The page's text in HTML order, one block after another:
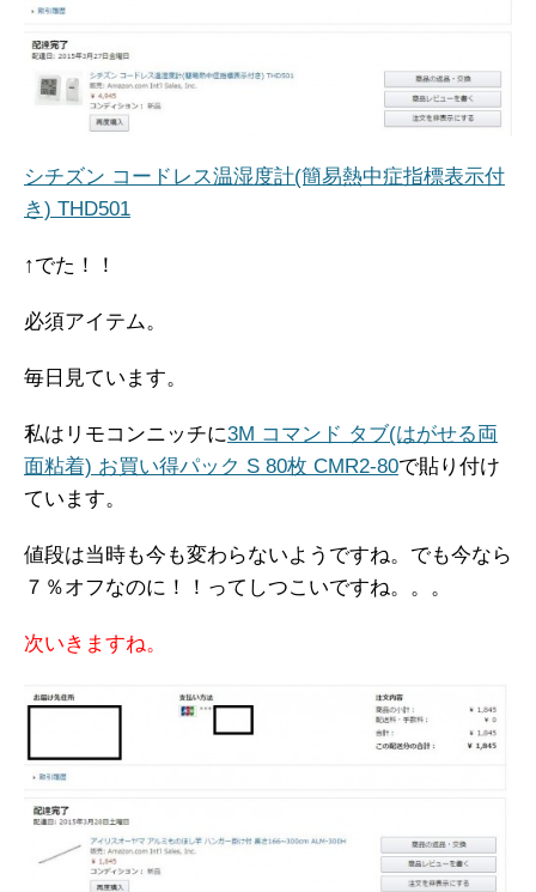
シチズン コードレス温湿度計(簡易熱中症指標表示付
き) THD501
↑でた！！
必須アイテム。
毎日見ています。
私はリモコンニッチに3M コマンド タブ(はがせる両
面粘着) お買い得パック S 80枚 CMR2-80で貼り付け
ています。
値段は当時も今も変わらないようですね。でも今なら
７％オフなのに！！ってしつこいですね。。。
次いきますね。